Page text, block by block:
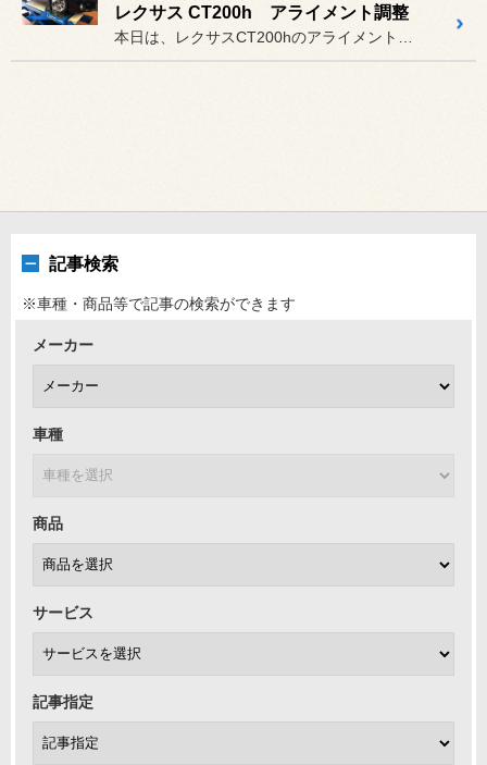
レクサス CT200h アライメント調整
記事検索
※車種・商品等で記事の検索ができます
メーカー
車種
商品
サービス
記事指定